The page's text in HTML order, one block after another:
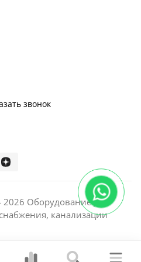
звонок
2026 Оборудование для
канализации